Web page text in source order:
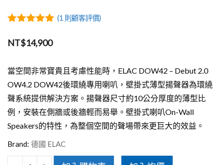
5
(1 則顧客評價)
NT$14,900
當空間非常寶貴且考慮性能時，ELAC DOW42 – Debut 2.0
OW4.2 DOW42後環繞專用喇叭，壁掛式薄型揚聲器為環繞
聲系統提供解決方案。揚聲器尺寸約10公分厚度的薄型比
例，安裝在側牆或後牆輕而易舉。壁掛式喇叭On-Wall
Speakers的特性，為整個空間的聲場帶來更巨大的效益。
Brand: 德國 ELAC